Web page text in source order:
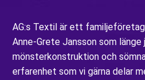
AG:s Textil är ett
Anne-Grete Jansson som
mönsterkonstruktion och
erfarenhet som vi gärna delar